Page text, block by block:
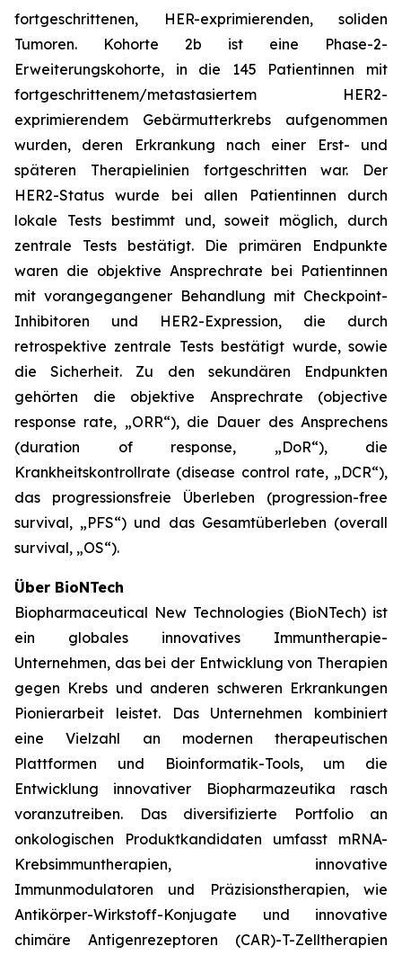
fortgeschrittenen, HER-exprimierenden, soliden
Tumoren. Kohorte 2b ist eine Phase-2-
Erweiterungskohorte, in die 145 Patientinnen mit
fortgeschrittenem/metastasiertem HER2-
exprimierendem Gebärmutterkrebs aufgenommen
wurden, deren Erkrankung nach einer Erst- und
späteren Therapielinien fortgeschritten war. Der
HER2-Status wurde bei allen Patientinnen durch
lokale Tests bestimmt und, soweit möglich, durch
zentrale Tests bestätigt. Die primären Endpunkte
waren die objektive Ansprechrate bei Patientinnen
mit vorangegangener Behandlung mit Checkpoint-
Inhibitoren und HER2-Expression, die durch
retrospektive zentrale Tests bestätigt wurde, sowie
die Sicherheit. Zu den sekundären Endpunkten
gehörten die objektive Ansprechrate (objective
response rate, „ORR“), die Dauer des Ansprechens
(duration of response, „DoR“), die
Krankheitskontrollrate (disease control rate, „DCR“),
das progressionsfreie Überleben (progression-free
survival, „PFS“) und das Gesamtüberleben (overall
survival, „OS“).
Über BioNTech
Biopharmaceutical New Technologies (BioNTech) ist
ein globales innovatives Immuntherapie-
Unternehmen, das bei der Entwicklung von Therapien
gegen Krebs und anderen schweren Erkrankungen
Pionierarbeit leistet. Das Unternehmen kombiniert
eine Vielzahl an modernen therapeutischen
Plattformen und Bioinformatik-Tools, um die
Entwicklung innovativer Biopharmazeutika rasch
voranzutreiben. Das diversifizierte Portfolio an
onkologischen Produktkandidaten umfasst mRNA-
Krebsimmuntherapien, innovative
Immunmodulatoren und Präzisionstherapien, wie
Antikörper-Wirkstoff-Konjugate und innovative
chimäre Antigenrezeptoren (CAR)-T-Zelltherapien